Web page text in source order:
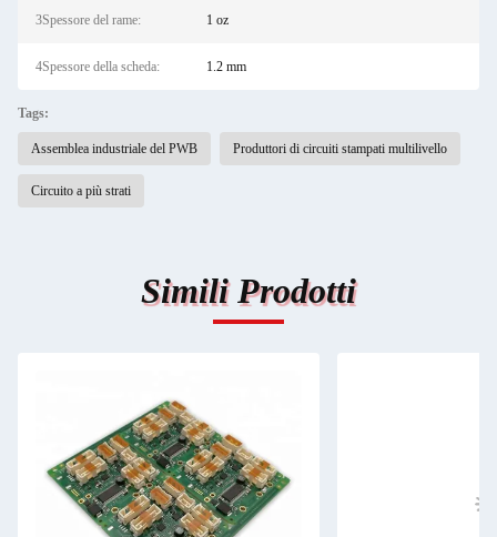
3Spessore del rame: 1 oz
4Spessore della scheda: 1.2 mm
Tags:
Assemblea industriale del PWB Produttori di circuiti stampati multilivello
Circuito a più strati
Simili Prodotti